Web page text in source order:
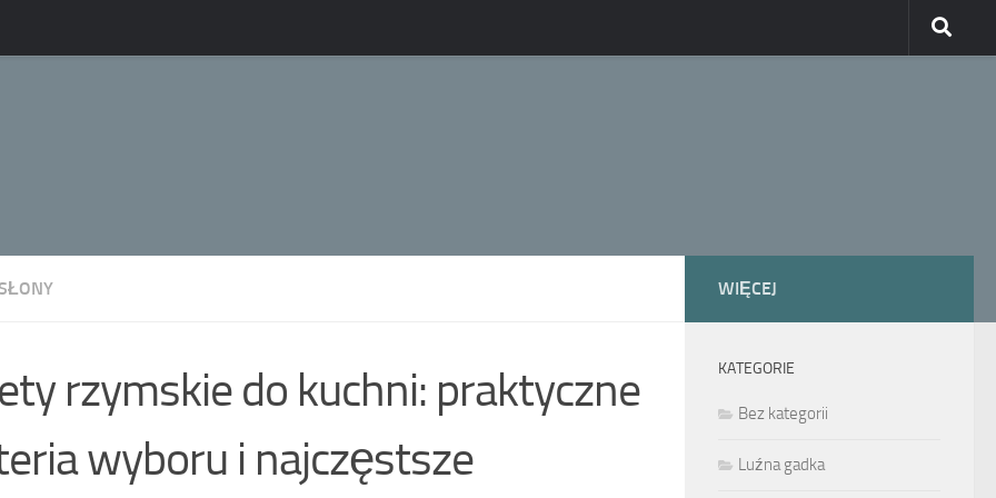
rzymskie do kuchni: praktyczne
wyboru i najczęstsze
WIĘCEJ
KATEGORIE
Bez kategorii
Luźna gadka